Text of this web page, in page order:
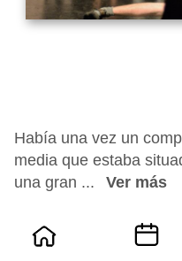
Había una vez un
media que estaba
una gran ...
Ver más